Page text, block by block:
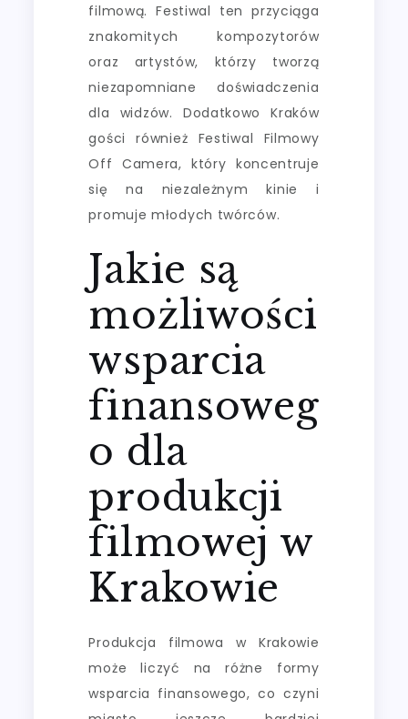
filmową. Festiwal ten przyciąga
znakomitych kompozytorów
oraz artystów, którzy tworzą
niezapomniane doświadczenia
dla widzów. Dodatkowo Kraków
gości również Festiwal Filmowy
Off Camera, który koncentruje
się na niezależnym kinie i
promuje młodych twórców.
Jakie są
możliwości
wsparcia
finansoweg
o dla
produkcji
filmowej w
Krakowie
Produkcja filmowa w Krakowie
może liczyć na różne formy
wsparcia finansowego, co czyni